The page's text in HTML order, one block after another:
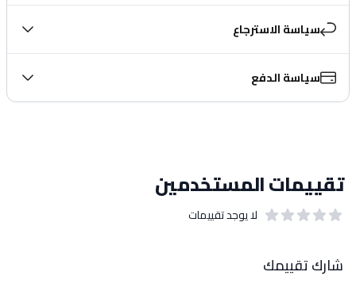
سياسة الاسترجاع
سياسة الدفع
تقييمات المستخدمين
لا يوجد تقييمات
شارك تقييمك